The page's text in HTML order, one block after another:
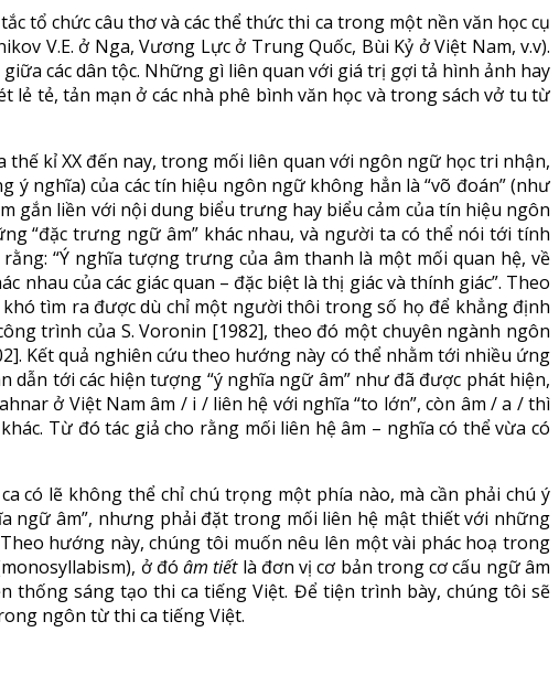
tổ chức câu thơ và các thể thức thi ca trong một nền văn học cụ
V.E. ở Nga, Vương Lực ở Trung Quốc, Bùi Kỷ ở Việt Nam, v.v).
các dân tộc. Những gì liên quan với giá trị gợi tả hình ảnh hay
lẻ tẻ, tản mạn ở các nhà phê bình văn học và trong sách vở tu từ
kỉ XX đến nay, trong mối liên quan với ngôn ngữ học tri nhận,
ý nghĩa) của các tín hiệu ngôn ngữ không hẳn là “võ đoán” (như
gắn liền với nội dung biểu trưng hay biểu cảm của tín hiệu ngôn
“đặc trưng ngữ âm” khác nhau, và người ta có thể nói tới tính
“Ý nghĩa tượng trưng của âm thanh là một mối quan hệ, về
của các giác quan – đặc biệt là thị giác và thính giác”. Theo
tìm ra được dù chỉ một người thôi trong số họ để khẳng định
trình của S. Voronin [1982], theo đó một chuyên ngành ngôn
Kết quả nghiên cứu theo hướng này có thể nhằm tới nhiều ứng
tới các hiện tượng “ý nghĩa ngữ âm” như đã được phát hiện,
ở Việt Nam âm / i / liên hệ với nghĩa “to lớn”, còn âm / a / thì
Từ đó tác giả cho rằng mối liên hệ âm – nghĩa có thể vừa có
có lẽ không thể chỉ chú trọng một phía nào, mà cần phải chú ý
ngữ âm”, nhưng phải đặt trong mối liên hệ mật thiết với những
hướng này, chúng tôi muốn nêu lên một vài phác hoạ trong
ở đóâm tiếtlà đơn vị cơ bản trong cơ cấu ngữ âm
thống sáng tạo thi ca tiếng Việt. Để tiện trình bày, chúng tôi sẽ
ngôn từ thi ca tiếng Việt.